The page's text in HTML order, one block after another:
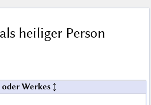
heiliger Person
Werkes